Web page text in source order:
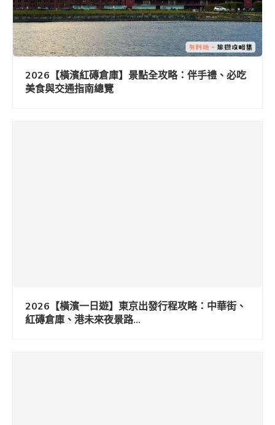
2026【橫濱紅磚倉庫】景點全攻略：伴手禮、必吃
美食與交通指南總覽
2026【橫濱一日遊】東京出發行程攻略：中華街、
紅磚倉庫、港未來夜景路...